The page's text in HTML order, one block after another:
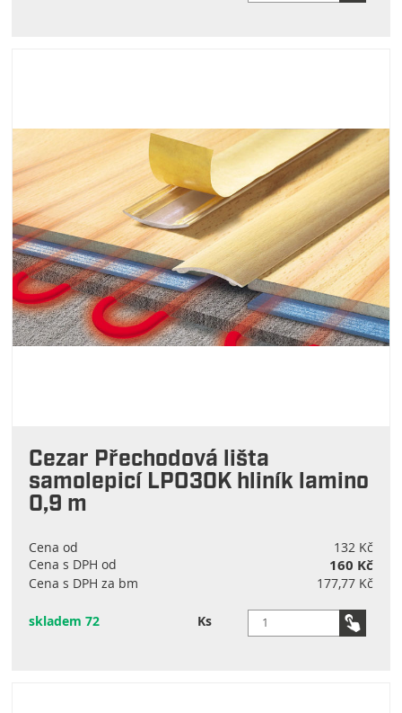
Cezar Přechodová lišta
samolepicí LPO30K hliník lamino
0,9 m
Cena od
132 Kč
Cena s DPH od
160 Kč
Cena s DPH za bm 177,77 Kč
skladem 72 Ks